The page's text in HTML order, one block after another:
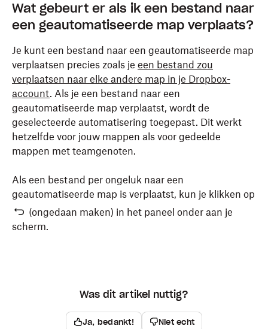
Wat gebeurt er als ik een bestand naar
een geautomatiseerde map verplaats?
Je kunt een bestand naar een geautomatiseerde map
verplaatsen precies zoals je een bestand zou
verplaatsen naar elke andere map in je Dropbox-
account. Als je een bestand naar een
geautomatiseerde map verplaatst, wordt de
geselecteerde automatisering toegepast. Dit werkt
hetzelfde voor jouw mappen als voor gedeelde
mappen met teamgenoten.
Als een bestand per ongeluk naar een
geautomatiseerde map is verplaatst, kun je klikken op
(ongedaan maken) in het paneel onder aan je
scherm.
Was dit artikel nuttig?
Ja, bedankt! Niet echt